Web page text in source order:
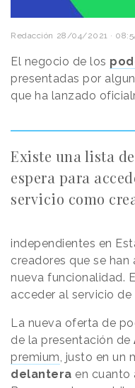
Redacción 28/04/2021 ·
El negocio de los
presentadas por
que ha lanzado
Existe una lista de
espera para
servicio como
independientes en
creadores que se han
nueva funcionalidad.
acceder al servicio
La nueva oferta de
de la presentación de
premium , justo en
delantera en cuanto